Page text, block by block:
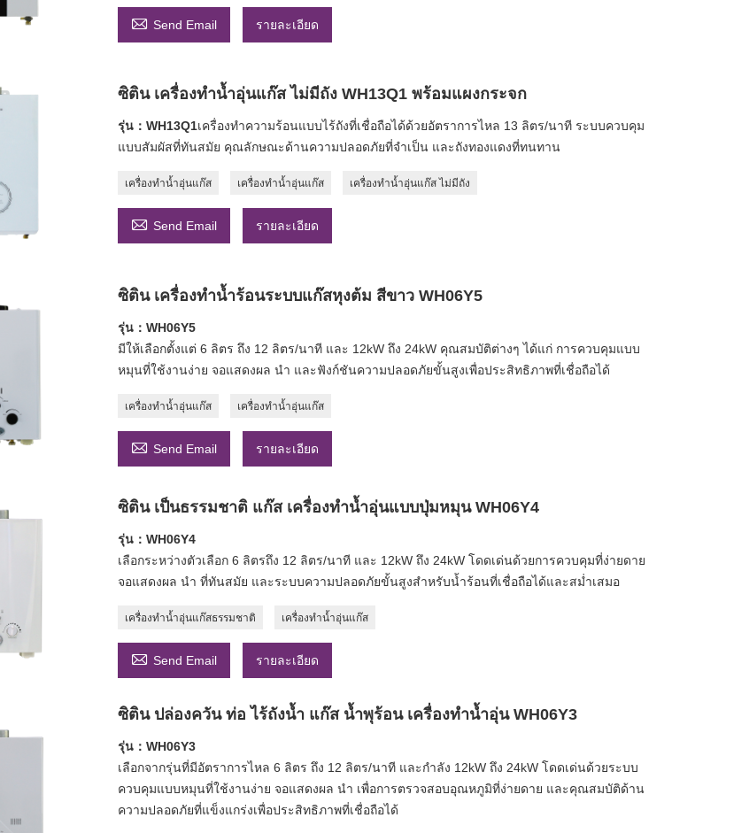
 Send Email รายละเอียด
ซิติน เครื่องทำน้ำอุ่นแก๊ส ไม่มีถัง WH13Q1 พร้อมแผงกระจก
รุ่น：WH13Q1เครื่องทำความร้อนแบบไร้ถังที่เชื่อถือได้ด้วยอัตราการไหล 13 ลิตร/นาที ระบบควบคุม
แบบสัมผัสที่ทันสมัย ​​คุณลักษณะด้านความปลอดภัยที่จำเป็น และถังทองแดงที่ทนทาน
เครื่องทำน้ำอุ่นแก๊ส เครื่องทำน้ำอุ่นแก๊ส เครื่องทำน้ำอุ่นแก๊ส ไม่มีถัง
 Send Email รายละเอียด
ซิติน เครื่องทำน้ำร้อนระบบแก๊สหุงต้ม สีขาว WH06Y5
รุ่น：WH06Y5
มีให้เลือกตั้งแต่ 6 ลิตร ถึง 12 ลิตร/นาที และ 12kW ถึง 24kW คุณสมบัติต่างๆ ได้แก่ การควบคุมแบบ
หมุนที่ใช้งานง่าย จอแสดงผล นำ และฟังก์ชันความปลอดภัยขั้นสูงเพื่อประสิทธิภาพที่เชื่อถือได้
เครื่องทำน้ำอุ่นแก๊ส เครื่องทำน้ำอุ่นแก๊ส
 Send Email รายละเอียด
ซิติน เป็นธรรมชาติ แก๊ส เครื่องทำน้ำอุ่นแบบปุ่มหมุน WH06Y4
รุ่น：WH06Y4
เลือกระหว่างตัวเลือก 6 ลิตรถึง 12 ลิตร/นาที และ 12kW ถึง 24kW โดดเด่นด้วยการควบคุมที่ง่ายดาย
จอแสดงผล นำ ที่ทันสมัย ​​และระบบความปลอดภัยขั้นสูงสำหรับน้ำร้อนที่เชื่อถือได้และสม่ำเสมอ
เครื่องทำน้ำอุ่นแก๊สธรรมชาติ เครื่องทำน้ำอุ่นแก๊ส
 Send Email รายละเอียด
ซิติน ปล่องควัน ท่อ ไร้ถังน้ำ แก๊ส น้ำพุร้อน เครื่องทำน้ำอุ่น WH06Y3
รุ่น：WH06Y3
เลือกจากรุ่นที่มีอัตราการไหล 6 ลิตร ถึง 12 ลิตร/นาที และกำลัง 12kW ถึง 24kW โดดเด่นด้วยระบบ
ควบคุมแบบหมุนที่ใช้งานง่าย จอแสดงผล นำ เพื่อการตรวจสอบอุณหภูมิที่ง่ายดาย และคุณสมบัติด้าน
ความปลอดภัยที่แข็งแกร่งเพื่อประสิทธิภาพที่เชื่อถือได้